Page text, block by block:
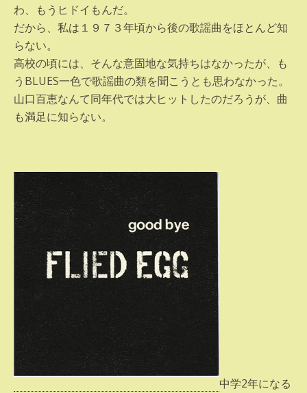
わ、もうヒドイもんだ。
だから、私は１９７３年頃から後の歌謡曲をほとんど知
らない。
高校の頃には、そんな意固地な気持ちはなかったが、も
うBLUES一色で歌謡曲の類を聞こうとも思わなかった。
山口百恵なんて同年代では大ヒットしたのだろうが、曲
も満足に知らない。
中学2年になる